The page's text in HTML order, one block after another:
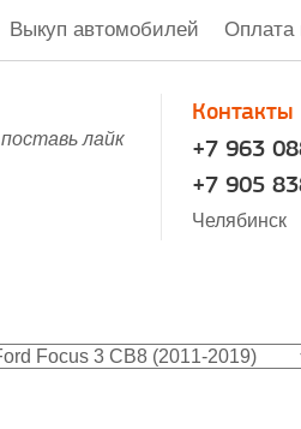
Выкуп автомобилей Оплата
поставь лайк
Контакты
+7 963
+7 905
Челябинск